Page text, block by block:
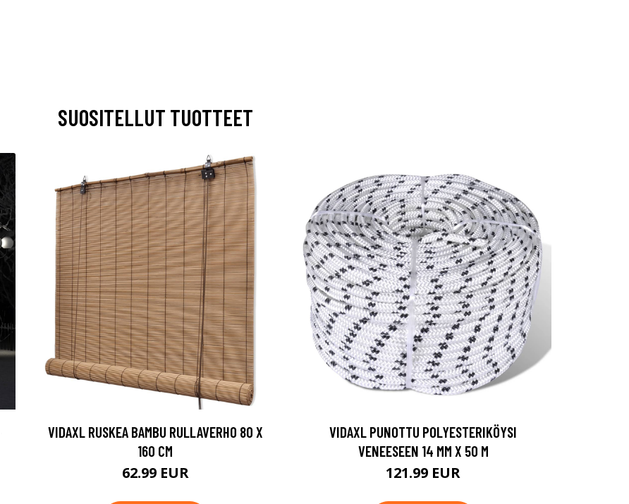
SUOSITELLUT TUOTTEET
VIDAXL RUSKEA BAMBU RULLAVERHO 80 X
160 CM
62.99 EUR
VIDAXL PUNOTTU POLYESTERIKÖYSI
VENEESEEN 14 MM X 50 M
121.99 EUR